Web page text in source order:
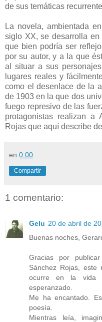
de sus temáticas
La novela, ambientada
siglo XX, se desarrolla en
que bien podría ser
por su autor, y a la que
al situar a sus
lugares reales y
como el desenlace de la
de 1903 en la que dos
fuego represivo de las
protagonistas realizan a
Rojas que aquí describe
en 0:00
Compartir
1 comentario:
Gelu 20 de abril de
Buenas noches,
Gracias por
Sánchez Rojas, este
ocurre en la vida
esperanzado.
Me ha encantado.
poesía.
Mientras leía,